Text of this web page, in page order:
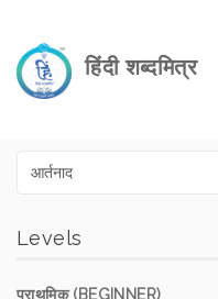
हिंदी शब्दमित्र
Levels
प्राथमिक (BEGINNER)